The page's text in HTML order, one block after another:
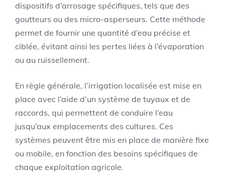
dispositifs d’arrosage spécifiques, tels que des
goutteurs ou des micro-asperseurs. Cette méthode
permet de fournir une quantité d’eau précise et
ciblée, évitant ainsi les pertes liées à l’évaporation
ou au ruissellement.
En règle générale, l’irrigation localisée est mise en
place avec l’aide d’un système de tuyaux et de
raccords, qui permettent de conduire l’eau
jusqu’aux emplacements des cultures. Ces
systèmes peuvent être mis en place de manière fixe
ou mobile, en fonction des besoins spécifiques de
chaque exploitation agricole.